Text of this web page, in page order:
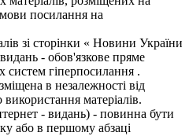
посилання на
зі сторінки « Новини України
видань - обов'язкове пряме
систем гіперпосилання .
в незалежності від
матеріалів.
- видань) - повинна бути
або в першому абзаці